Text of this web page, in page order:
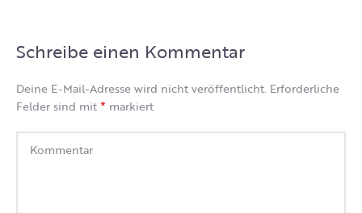
Schreibe einen Kommentar
Deine E-Mail-Adresse wird nicht veröffentlicht. Erforderliche
Felder sind mit* markiert